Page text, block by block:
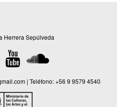
Herrera Sepúlveda
| Teléfono:+56 9 9579 4540